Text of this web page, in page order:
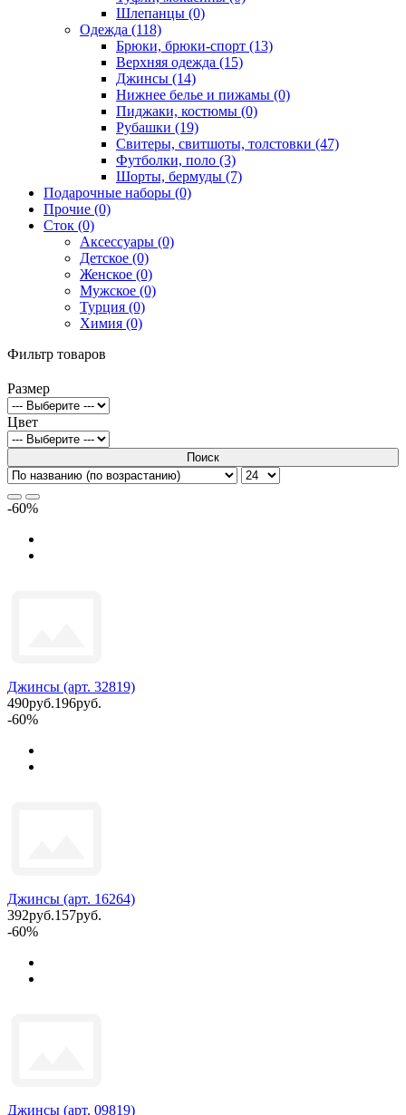
Шлепанцы (0)
Одежда (118)
Брюки, брюки-спорт (13)
Верхняя одежда (15)
Джинсы (14)
Нижнее белье и пижамы (0)
Пиджаки, костюмы (0)
Рубашки (19)
Свитеры, свитшоты, толстовки (47)
Футболки, поло (3)
Шорты, бермуды (7)
Подарочные наборы (0)
Прочие (0)
Сток (0)
Аксессуары (0)
Детское (0)
Женское (0)
Мужское (0)
Турция (0)
Химия (0)
Фильтр товаров
Размер
Цвет
Поиск
-60%
Джинсы (арт. 32819)
490руб.196руб.
-60%
Джинсы (арт. 16264)
392руб.157руб.
-60%
Джинсы (арт. 09819)